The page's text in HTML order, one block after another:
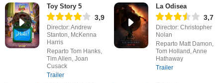
Toy Story 5
3,9
Director: Andrew
Stanton, McKenna
Harris
Reparto Tom Hanks,
Tim Allen, Joan
Cusack
Trailer
La Odisea
3,7
Director: Christopher
Nolan
Reparto Matt Damon,
Tom Holland, Anne
Hathaway
Trailer